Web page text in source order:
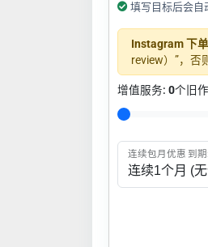
填写目标后会自
Instagram 下单
review）”，否
增值服务: 0个旧
连续包月优惠 到